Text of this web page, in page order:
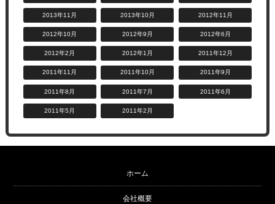
2013年11月 2013年10月 2012年11月
2012年10月 2012年9月 2012年6月
2012年2月 2012年1月 2011年12月
2011年11月 2011年10月 2011年9月
2011年8月 2011年7月 2011年6月
2011年5月 2011年2月
ホーム
会社概要